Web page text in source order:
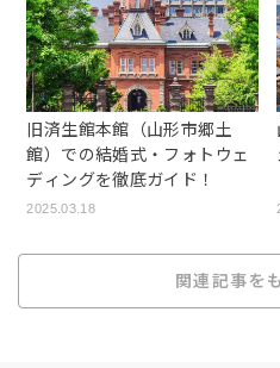
旧済生館本館（山形市郷土
館）での結婚式・フォトウェ
ディングを徹底ガイド！
2025.03.18
関連記事を